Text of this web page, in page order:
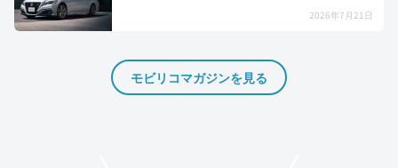
2026年7月21日
モビリコマガジンを見る